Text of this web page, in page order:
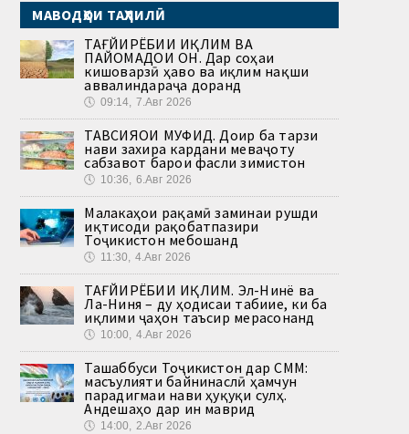
МАВОДҲОИ ТАҲЛИЛӢ
ТАҒЙИРЁБИИ ИҚЛИМ ВА
ПАЙОМАДҲОИ ОН. Дар соҳаи
кишоварзӣ ҳаво ва иқлим нақши
аввалиндараҷа доранд
🕔 09:14, 7.Авг 2026
ТАВСИЯҲОИ МУФИД. Доир ба тарзи
нави захира кардани меваҷоту
сабзавот барои фасли зимистон
🕔 10:36, 6.Авг 2026
Малакаҳои рақамӣ заминаи рушди
иқтисоди рақобатпазири
Тоҷикистон мебошанд
🕔 11:30, 4.Авг 2026
ТАҒЙИРЁБИИ ИҚЛИМ. Эл-Нинё ва
Ла-Ниня – ду ҳодисаи табиие, ки ба
иқлими ҷаҳон таъсир мерасонанд
🕔 10:00, 4.Авг 2026
Ташаббуси Тоҷикистон дар СММ:
масъулияти байнинаслӣ ҳамчун
парадигмаи нави ҳуқуқи сулҳ.
Андешаҳо дар ин маврид
🕔 14:00, 2.Авг 2026